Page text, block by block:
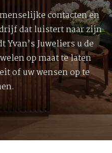
contacten en
dat luistert naar zijn
Juweliers u de
op maat te laten
of uw wensen op te